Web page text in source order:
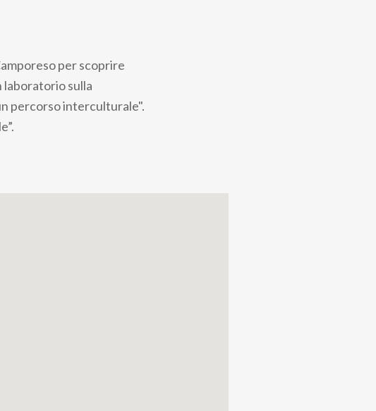
per scoprire
laboratorio sulla
percorso interculturale".